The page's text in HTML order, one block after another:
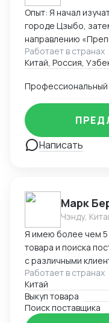
Опыт: Я начал
городе Цзыбо,
направлению
иностранного».
занимался
иностранцам,
международных
деятельности, я
инспекции товаров
соответствия
Этот опыт укрепил
работа с
коммуникация и
Аудит заводов,
качества перед
письменный) в
сферах.
образовательных
Работает в странах
Китай, Россия,
Написать
Марк
Чэнду,
Я имею более чем 5
товара и поиска
с различными
включая розничную
другие. Я успешно
клиентов, помогал
заключал успешные
Работает в странах
Китай
Выкуп товара
Поиск поставщика